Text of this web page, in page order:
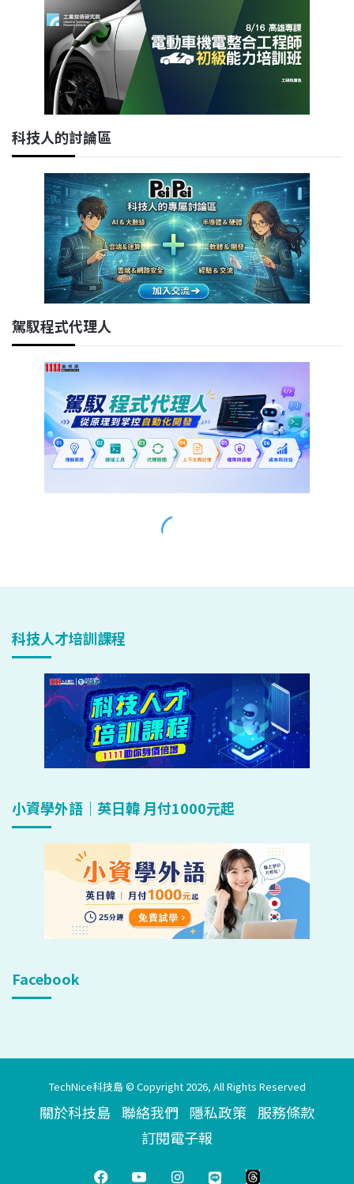
科技人才培訓課程
小資學外語｜英日韓 月付1000元起
Facebook
TechNice科技島 © Copyright 2026, All Rights Reserved
關於科技島 聯絡我們 隱私政策 服務條款
訂閱電子報